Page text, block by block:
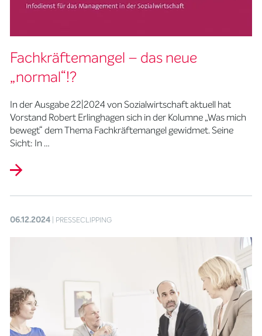
Fachkräftemangel – das neue
„normal“!?
In der Ausgabe 22|2024 von Sozialwirtschaft aktuell hat
Vorstand Robert Erlinghagen sich in der Kolumne „Was mich
bewegt“ dem Thema Fachkräftemangel gewidmet. Seine
Sicht: In …
06.12.2024 | PRESSECLIPPING